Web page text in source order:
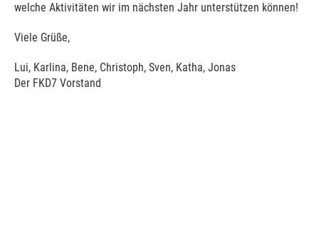
welche Aktivitäten wir im nächsten Jahr unterstützen können!
Viele Grüße,
Lui, Karlina, Bene, Christoph, Sven, Katha, Jonas
Der FKD7 Vorstand